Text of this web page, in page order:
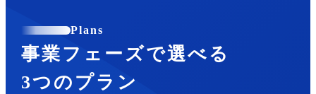
Plans
事業フェーズで選べる
3つのプラン